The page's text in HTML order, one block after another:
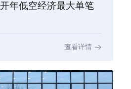
年低空经济最大单笔
查看详情